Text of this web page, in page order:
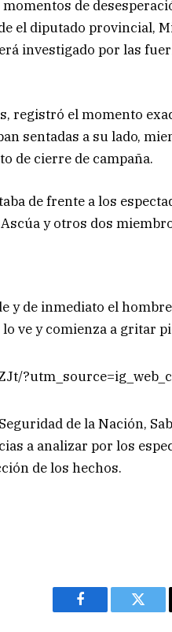
de
el diputado provincial,
investigado por las
registró el momento
sentadas a su lado,
de cierre de campaña.
de frente a los
y otros dos
y de inmediato el
ve y comienza a gritar
de la Nación,
a analizar por los
de los hechos.
Facebook